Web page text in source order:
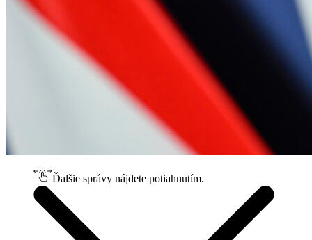
Ďalšie správy nájdete potiahnutím.